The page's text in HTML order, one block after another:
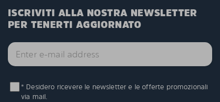
ISCRIVITI ALLA NOSTRA NEWSLETTER
PER TENERTI AGGIORNATO
* Desidero ricevere le newsletter e le offerte promozionali
via mail.